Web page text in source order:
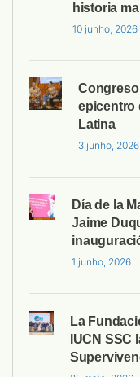
historia
10 junho, 2026
epicentro
Latina
3 junho, 2026
Día de la
Jaime
1 junho, 2026
La
IUCN